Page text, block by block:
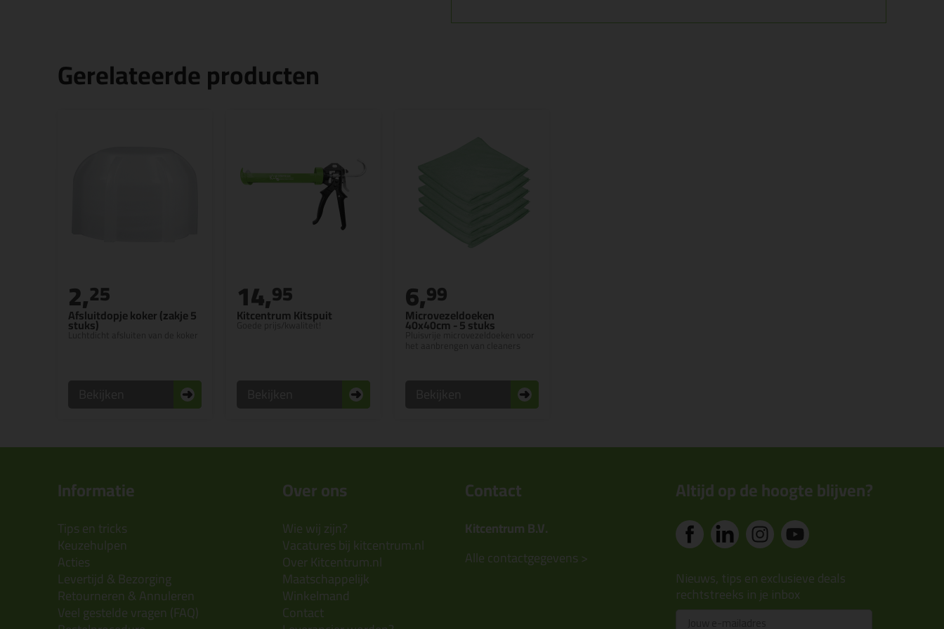
Gerelateerde producten
Afsluitdopje koker (zakje 5
stuks)
Luchtdicht afsluiten van de koker
2,25
Kitcentrum Kitspuit
Goede prijs/kwaliteit!
14,95
Microvezeldoeken
40x40cm - 5 stuks
Pluisvrije microvezeldoeken voor
6,99
Informatie
Tips en tricks
Keuzehulpen
Acties
Levertijd & Bezorging
Retourneren & Annuleren
Veel gestelde vragen (FAQ)
Over ons
Wie wij zijn?
Vacatures bij kitcentrum.nl
Over Kitcentrum.nl
Maatschappelijk
Winkelmand
Contact
Contact
Kitcentrum B.V.
Alle contactgegevens >
Altijd op de hoogte blijven?
Nieuws, tips en exclusieve deals
rechtstreeks in je inbox